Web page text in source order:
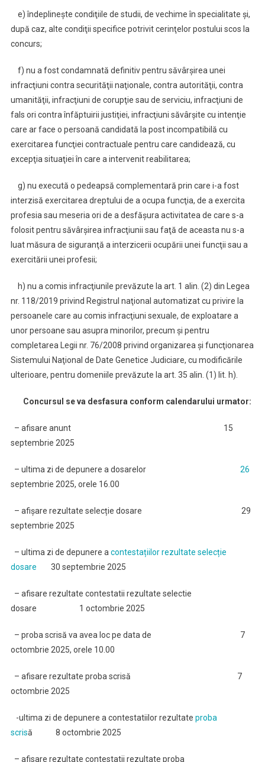
e) îndeplineşte condiţiile de studii, de vechime în specialitate şi,
după caz, alte condiţii specifice potrivit cerinţelor postului scos la
concurs;
f) nu a fost condamnată definitiv pentru săvârşirea unei
infracţiuni contra securităţii naţionale, contra autorităţii, contra
umanităţii, infracţiuni de corupţie sau de serviciu, infracţiuni de
fals ori contra înfăptuirii justiţiei, infracţiuni săvârşite cu intenţie
care ar face o persoană candidată la post incompatibilă cu
exercitarea funcţiei contractuale pentru care candidează, cu
excepţia situaţiei în care a intervenit reabilitarea;
g) nu execută o pedeapsă complementară prin care i-a fost
interzisă exercitarea dreptului de a ocupa funcţia, de a exercita
profesia sau meseria ori de a desfăşura activitatea de care s-a
folosit pentru săvârşirea infracţiunii sau faţă de aceasta nu s-a
luat măsura de siguranţă a interzicerii ocupării unei funcţii sau a
exercitării unei profesii;
h) nu a comis infracţiunile prevăzute la art. 1 alin. (2) din Legea
nr. 118/2019 privind Registrul naţional automatizat cu privire la
persoanele care au comis infracţiuni sexuale, de exploatare a
unor persoane sau asupra minorilor, precum şi pentru
completarea Legii nr. 76/2008 privind organizarea şi funcţionarea
Sistemului Naţional de Date Genetice Judiciare, cu modificările
ulterioare, pentru domeniile prevăzute la art. 35 alin. (1) lit. h).
Concursul se va desfasura conform calendarului urmator:
– afisare anunt 15
septembrie 2025
– ultima zi de depunere a dosarelor 26
septembrie 2025, orele 16.00
– afișare rezultate selecție dosare 29
septembrie 2025
– ultima zi de depunere a contestațiilor rezultate selecție
dosare
30 septembrie 2025
– afisare rezultate contestatii rezultate selectie
dosare 1 octombrie 2025
– proba scrisă va avea loc pe data de
7
octombrie 2025, orele 10.00
– afisare rezultate proba scrisă 7
octombrie 2025
-ultima zi de depunere a contestatiilor rezultate proba
scrisă 8 octombrie 2025
– afisare rezultate contestatii rezultate proba